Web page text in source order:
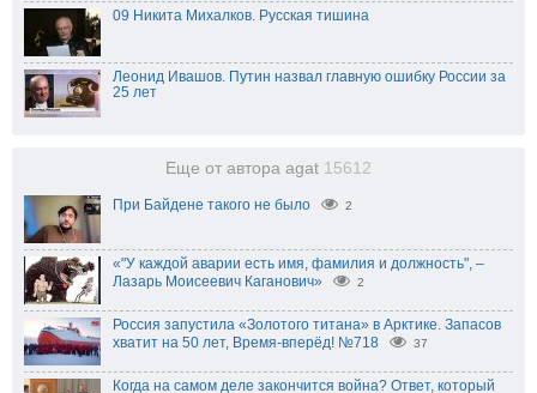
09 Никита Михалков. Русская тишина
Леонид Ивашов. Путин назвал главную ошибку России за
25 лет
Еще от автора agat 15612
При Байдене такого не было 2
«"У каждой аварии есть имя, фамилия и должность", –
Лазарь Моисеевич Каганович»
2
Россия запустила «Золотого титана» в Арктике. Запасов
хватит на 50 лет, Время-вперёд! №718
37
Когда на самом деле закончится война? Ответ, который